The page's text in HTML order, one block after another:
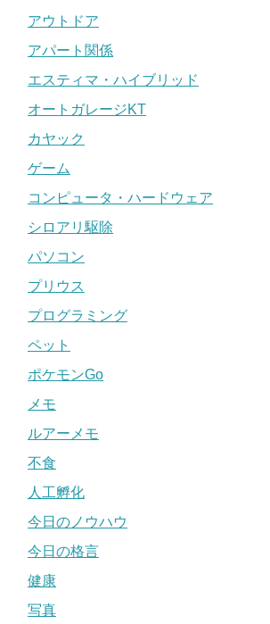
アウトドア
アパート関係
エスティマ・ハイブリッド
オートガレージKT
カヤック
ゲーム
コンピュータ・ハードウェア
シロアリ駆除
パソコン
プリウス
プログラミング
ペット
ポケモンGo
メモ
ルアーメモ
不食
人工孵化
今日のノウハウ
今日の格言
健康
写真